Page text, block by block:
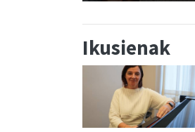
Ikusienak